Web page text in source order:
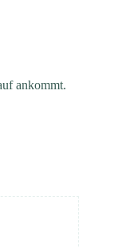
ankommt.